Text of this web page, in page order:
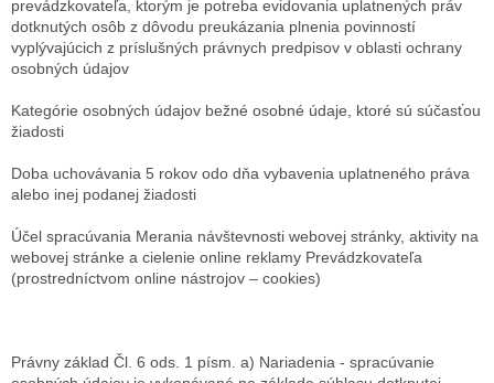
prevádzkovateľa, ktorým je potreba evidovania uplatnených práv
dotknutých osôb z dôvodu preukázania plnenia povinností
vyplývajúcich z príslušných právnych predpisov v oblasti ochrany
osobných údajov
Kategórie osobných údajov bežné osobné údaje, ktoré sú súčasťou
žiadosti
Doba uchovávania 5 rokov odo dňa vybavenia uplatneného práva
alebo inej podanej žiadosti
Účel spracúvania Merania návštevnosti webovej stránky, aktivity na
webovej stránke a cielenie online reklamy Prevádzkovateľa
(prostredníctvom online nástrojov – cookies)
Právny základ Čl. 6 ods. 1 písm. a) Nariadenia - spracúvanie